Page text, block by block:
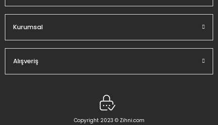
Kurumsal
Alışveriş
Copyright 2023 © Zihni.com